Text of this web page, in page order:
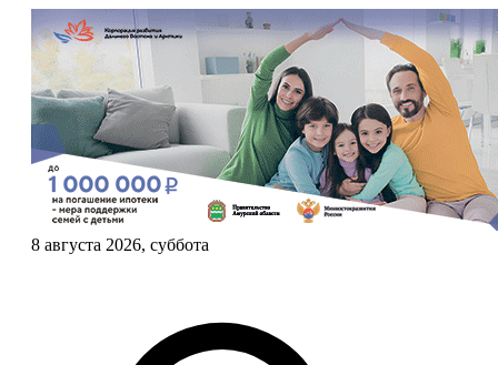
8 августа 2026, суббота